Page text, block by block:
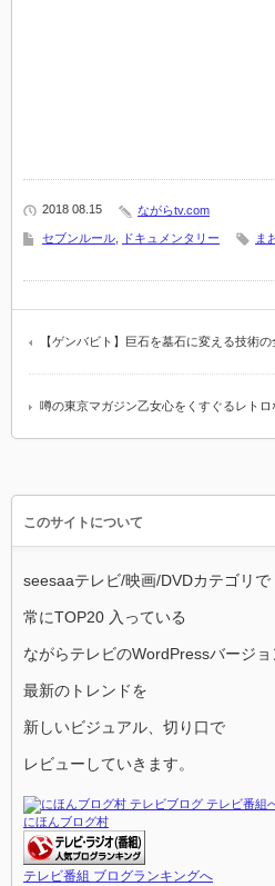
2018 08.15 ながらtv.com
セブンルール ドキュメンタリー ま
【ゲンバビト】巨石を墓石に変える技術
噂の東京マガジン乙女心をくすぐるレト
このサイトについて
seesaaテレビ/映画/DVDカテゴリで
常にTOP20 入っている
ながらテレビのWordPressバージョ
最新のトレンドを
新しいビジュアル、切り口で
レビューしていきます。
にほんブログ村
テレビ番組 ブログランキングへ